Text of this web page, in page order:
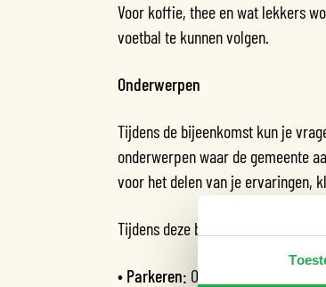
Voor koffie, thee en wat lekkers
voetbal te kunnen volgen.
Onderwerpen
Tijdens de bijeenkomst kun je
onderwerpen waar de gemeente
voor het delen van je ervaringen,
Tijdens deze bijeenkomst gaan we
• Parkeren: Om de buurten in De